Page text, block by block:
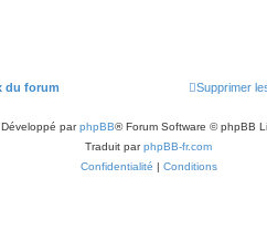
du forum Supprimer
Développé parphpBB® Forum Software © phpBB
Traduit parphpBB-fr.com
Confidentialité | Conditions